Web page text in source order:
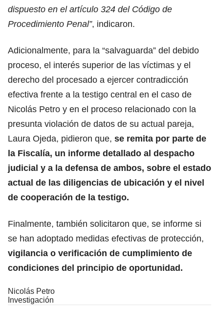
dispuesto en el artículo 324 del Código de
Procedimiento Penal”, indicaron.
Adicionalmente, para la “salvaguarda” del debido
proceso, el interés superior de las víctimas y el
derecho del procesado a ejercer contradicción
efectiva frente a la testigo central en el caso de
Nicolás Petro y en el proceso relacionado con la
presunta violación de datos de su actual pareja,
Laura Ojeda, pidieron que, se remita por parte de
la Fiscalía, un informe detallado al despacho
judicial y a la defensa de ambos, sobre el estado
actual de las diligencias de ubicación y el nivel
de cooperación de la testigo.
Finalmente, también solicitaron que, se informe si
se han adoptado medidas efectivas de protección,
vigilancia o verificación de cumplimiento de
condiciones del principio de oportunidad.
Nicolás Petro
Investigación